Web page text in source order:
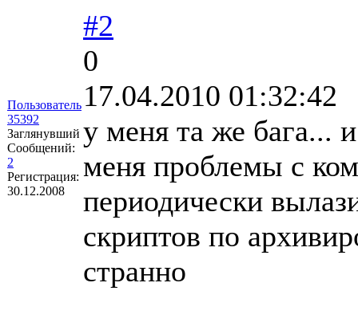
Пользователь
35392
Заглянувший
Сообщений:
2
Регистрация:
30.12.2008
#2
0
17.04.2010 01:32:42
у меня та же бага...
меня проблемы с
периодически
скриптов по
странно